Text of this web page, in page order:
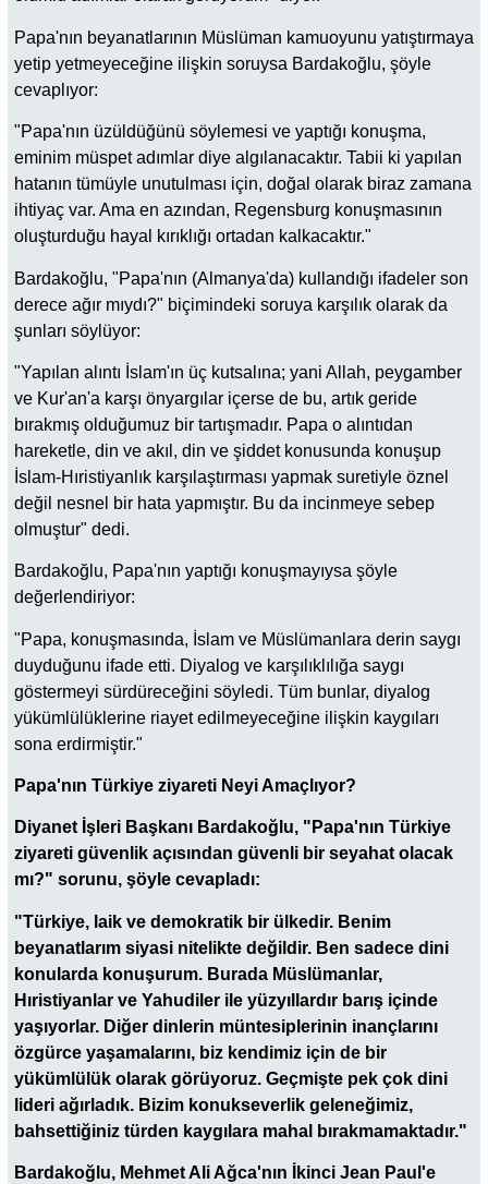
Papa'nın beyanatlarının Müslüman kamuoyunu yatıştırmaya
yetip yetmeyeceğine ilişkin soruysa Bardakoğlu, şöyle
cevaplıyor:
"Papa'nın üzüldüğünü söylemesi ve yaptığı konuşma,
eminim müspet adımlar diye algılanacaktır. Tabii ki yapılan
hatanın tümüyle unutulması için, doğal olarak biraz zamana
ihtiyaç var. Ama en azından, Regensburg konuşmasının
oluşturduğu hayal kırıklığı ortadan kalkacaktır."
Bardakoğlu, "Papa'nın (Almanya'da) kullandığı ifadeler son
derece ağır mıydı?" biçimindeki soruya karşılık olarak da
şunları söylüyor:
"Yapılan alıntı İslam'ın üç kutsalına; yani Allah, peygamber
ve Kur'an'a karşı önyargılar içerse de bu, artık geride
bırakmış olduğumuz bir tartışmadır. Papa o alıntıdan
hareketle, din ve akıl, din ve şiddet konusunda konuşup
İslam-Hıristiyanlık karşılaştırması yapmak suretiyle öznel
değil nesnel bir hata yapmıştır. Bu da incinmeye sebep
olmuştur" dedi.
Bardakoğlu, Papa'nın yaptığı konuşmayıysa şöyle
değerlendiriyor:
"Papa, konuşmasında, İslam ve Müslümanlara derin saygı
duyduğunu ifade etti. Diyalog ve karşılıklılığa saygı
göstermeyi sürdüreceğini söyledi. Tüm bunlar, diyalog
yükümlülüklerine riayet edilmeyeceğine ilişkin kaygıları
sona erdirmiştir."
Papa'nın Türkiye ziyareti Neyi Amaçlıyor?
Diyanet İşleri Başkanı Bardakoğlu, "Papa'nın Türkiye
ziyareti güvenlik açısından güvenli bir seyahat olacak
mı?" sorunu, şöyle cevapladı:
"Türkiye, laik ve demokratik bir ülkedir. Benim
beyanatlarım siyasi nitelikte değildir. Ben sadece dini
konularda konuşurum. Burada Müslümanlar,
Hıristiyanlar ve Yahudiler ile yüzyıllardır barış içinde
yaşıyorlar. Diğer dinlerin müntesiplerinin inançlarını
özgürce yaşamalarını, biz kendimiz için de bir
yükümlülük olarak görüyoruz. Geçmişte pek çok dini
lideri ağırladık. Bizim konukseverlik geleneğimiz,
bahsettiğiniz türden kaygılara mahal bırakmamaktadır."
Bardakoğlu, Mehmet Ali Ağca'nın İkinci Jean Paul'e